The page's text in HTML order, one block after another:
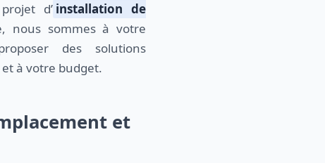
d’ installation de
nous sommes à votre
des solutions
à votre budget.
et